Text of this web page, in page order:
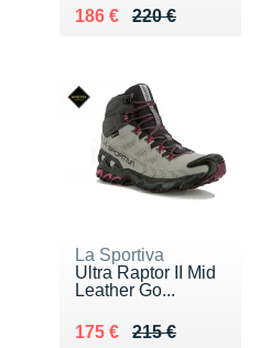
220 €
Au lieu de 220 €
186 €
Vendu 186 €
La Sportiva
Ultra Raptor II Mid
Leather Go...
215 €
Au lieu de 215 €
175 €
Vendu 175 €